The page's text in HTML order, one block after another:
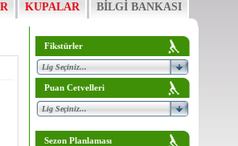
KUPALAR BİLGİ BANKASI
Fikstürler
Puan Cetvelleri
Sezon Planlaması